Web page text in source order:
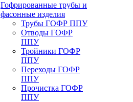
Гофрированные трубы и
фасонные изделия
Трубы ГОФР ППУ
Отводы ГОФР
ППУ
Тройники ГОФР
ППУ
Переходы ГОФР
ППУ
Прочистка ГОФР
ППУ